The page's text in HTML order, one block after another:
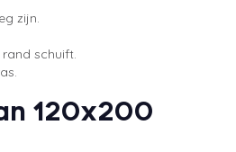
zijn.
schuift.
120x200